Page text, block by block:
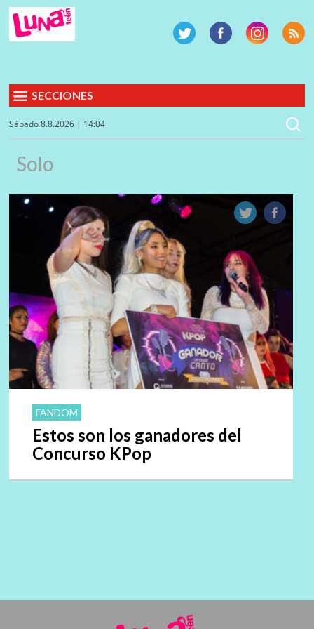
SECCIONES
Sábado 8.8.2026 | 14:04
Solo
FANDOM
Estos son los ganadores del
Concurso KPop